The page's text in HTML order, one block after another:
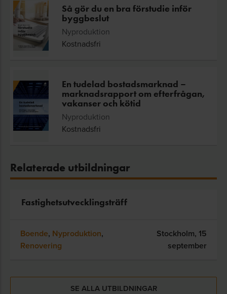
Så gör du en bra förstudie inför
byggbeslut
Nyproduktion
Kostnadsfri
En tudelad bostadsmarknad –
marknadsrapport om efterfrågan,
vakanser och kötid
Nyproduktion
Kostnadsfri
Relaterade utbildningar
Fastighetsutvecklingsträff
Boende, Nyproduktion,
Renovering
Stockholm, 15
september
SE ALLA UTBILDNINGAR